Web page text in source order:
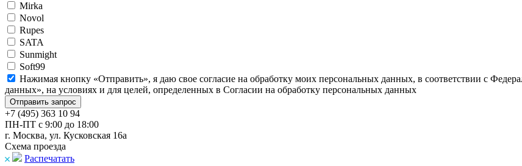
Mirka
Novol
Rupes
SATA
Sunmight
Soft99
Нажимая кнопку «Отправить», я даю свое согласие на обработку моих персональных данных, в соответствии с
данных», на условиях и для целей, определенных в Согласии на обработку персональных данных
+7 (495) 363 10 94
ПН-ПТ с 9:00 до 18:00
г. Москва, ул. Кусковская 16а
Схема проезда
Распечатать